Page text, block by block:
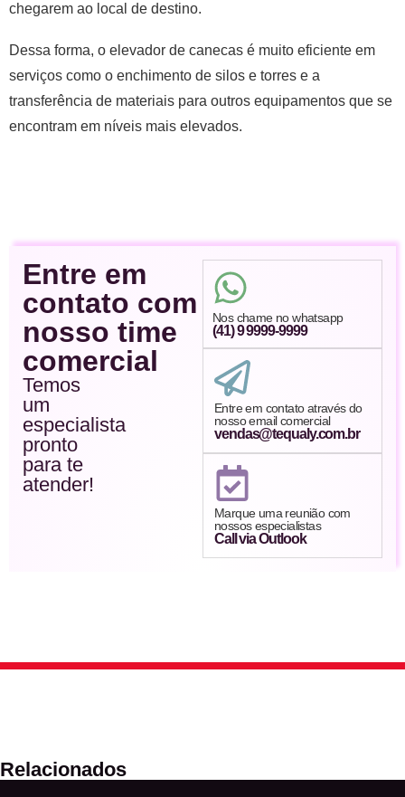
chegarem ao local de destino.
Dessa forma, o elevador de canecas é muito eficiente em
serviços como o enchimento de silos e torres e a
transferência de materiais para outros equipamentos que se
encontram em níveis mais elevados.
Entre em
contato com
nosso time
comercial
Temos
um
especialista
pronto
para te
atender!
Nos chame no whatsapp
(41) 9 9999-9999
Entre em contato através do
nosso email comercial
vendas@tequaly.com.br
Marque uma reunião com
nossos especialistas
Call via Outlook
Relacionados